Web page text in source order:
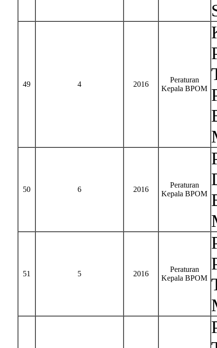
49 4 2016
Peraturan
Kepala BPOM
50 6 2016
Peraturan
Kepala BPOM
51 5 2016
Peraturan
Kepala BPOM